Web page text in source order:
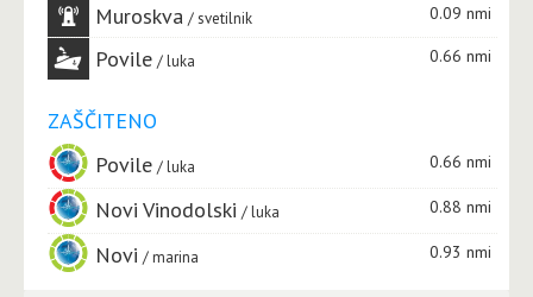
Muroskva svetilnik 0.09 nmi
Povile luka 0.66 nmi
ZAŠČITENO
Povile
luka 0.66 nmi
Novi Vinodolski luka 0.88 nmi
Novi marina 0.93 nmi